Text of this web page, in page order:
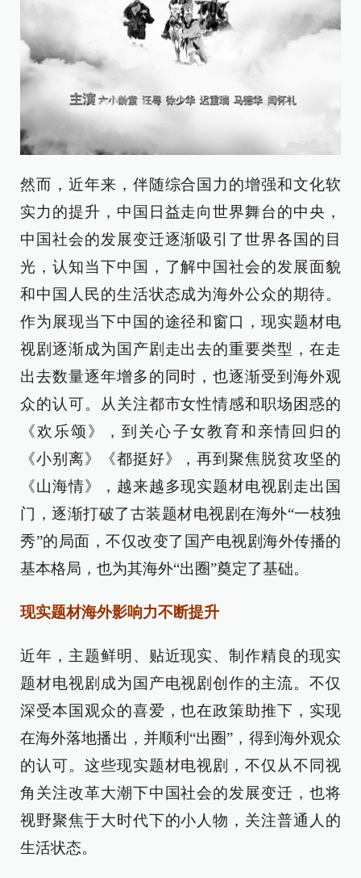
然而，近年来，伴随综合国力的增强和文化软
实力的提升，中国日益走向世界舞台的中央，
中国社会的发展变迁逐渐吸引了世界各国的目
光，认知当下中国，了解中国社会的发展面貌
和中国人民的生活状态成为海外公众的期待。
作为展现当下中国的途径和窗口，现实题材电
视剧逐渐成为国产剧走出去的重要类型，在走
出去数量逐年增多的同时，也逐渐受到海外观
众的认可。从关注都市女性情感和职场困惑的
《欢乐颂》，到关心子女教育和亲情回归的
《小别离》《都挺好》，再到聚焦脱贫攻坚的
《山海情》，越来越多现实题材电视剧走出国
门，逐渐打破了古装题材电视剧在海外“一枝独
秀”的局面，不仅改变了国产电视剧海外传播的
基本格局，也为其海外“出圈”奠定了基础。
现实题材海外影响力不断提升
近年，主题鲜明、贴近现实、制作精良的现实
题材电视剧成为国产电视剧创作的主流。不仅
深受本国观众的喜爱，也在政策助推下，实现
在海外落地播出，并顺利“出圈”，得到海外观众
的认可。这些现实题材电视剧，不仅从不同视
角关注改革大潮下中国社会的发展变迁，也将
视野聚焦于大时代下的小人物，关注普通人的
生活状态。